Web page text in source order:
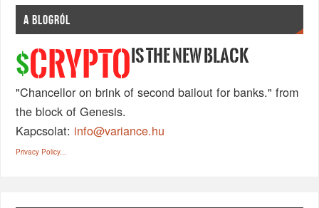
A BLOGRÓL
$CRYPTO IS THE NEW BLACK
"Chancellor on brink of second bailout for banks." from
the block of Genesis.
Kapcsolat: info@variance.hu
Privacy Policy...